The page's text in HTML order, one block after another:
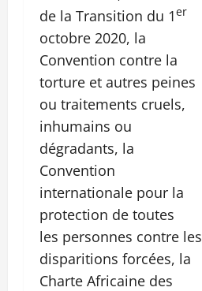
de la Transition du 1er
octobre 2020, la
Convention contre la
torture et autres peines
ou traitements cruels,
inhumains ou
dégradants, la
Convention
internationale pour la
protection de toutes
les personnes contre les
disparitions forcées, la
Charte Africaine des